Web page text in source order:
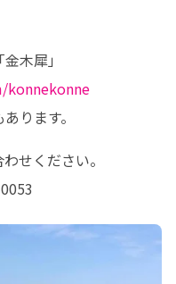
ります。
せください。